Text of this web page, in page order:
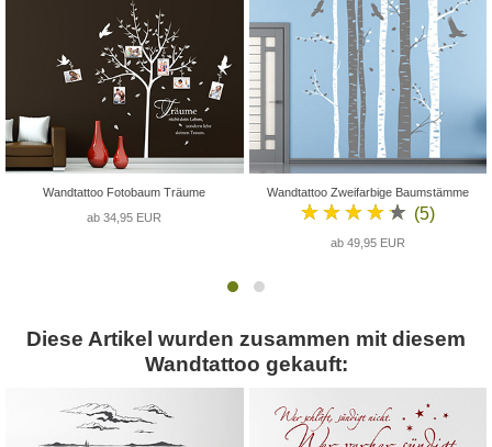
Wandtattoo Fotobaum Träume
ab 34,95 EUR
Wandtattoo Zweifarbige Baumstämme
★★★★★ (5)
ab 49,95 EUR
Diese Artikel wurden zusammen mit diesem
Wandtattoo gekauft: